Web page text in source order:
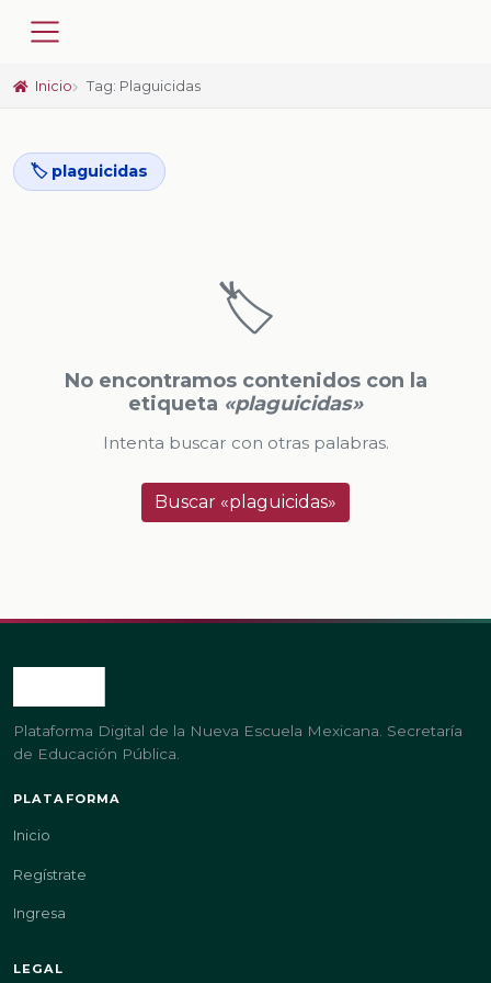
Inicio Tag: Plaguicidas
🏷️ plaguicidas
🏷️
No encontramos contenidos con la
etiqueta «plaguicidas»
Intenta buscar con otras palabras.
Buscar «plaguicidas»
Plataforma Digital de la Nueva Escuela Mexicana. Secretaría
de Educación Pública.
PLATAFORMA
Inicio
Regístrate
Ingresa
LEGAL